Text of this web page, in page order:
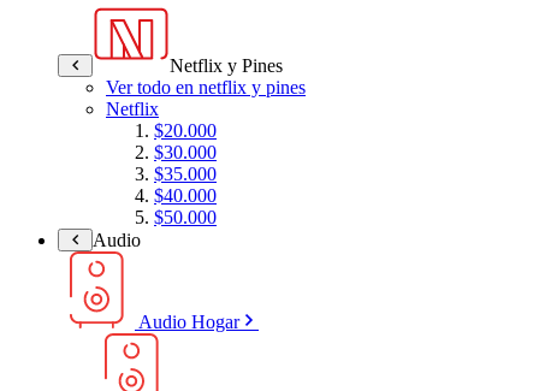
Netflix y Pines
Ver todo en netflix y pines
Netflix
$20.000
$30.000
$35.000
$40.000
$50.000
Audio
Audio Hogar